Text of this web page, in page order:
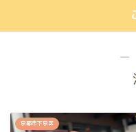
―
京都市下京区